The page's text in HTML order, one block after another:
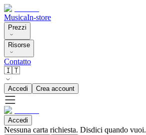
MusicaIn-store
Prezzi
Risorse
Contatto
🇮🇹
Accedi Crea account
Accedi
Nessuna carta richiesta. Disdici quando vuoi.